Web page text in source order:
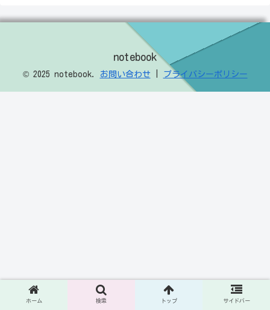
notebook
© 2025 notebook. お問い合わせ プライバシーポリシー
ホーム 検索 トップ サイドバー